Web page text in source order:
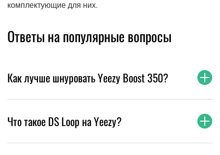
комплектующие для них.
Ответы на популярные вопросы
Как лучше шнуровать Yeezy Boost 350?
Что такое DS Loop на Yeezy?